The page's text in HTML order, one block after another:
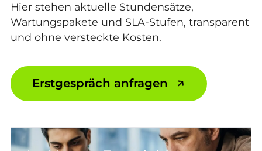
Hier stehen aktuelle Stundensätze,
Wartungspakete und SLA-Stufen, transparent
und ohne versteckte Kosten.
Erstgespräch anfragen